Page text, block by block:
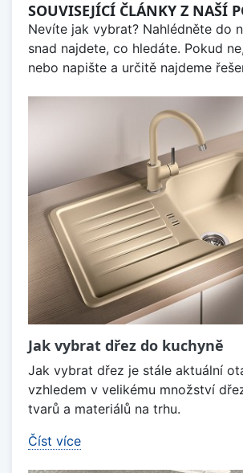
SOUVISEJÍCÍ ČLÁNKY Z NAŠÍ
Nevíte jak vybrat? Nahlédněte do
snad najdete, co hledáte. Pokud
nebo napište a určitě najdeme
Jak vybrat dřez do kuchyně
Jak vybrat dřez je stále aktuální
vzhledem v velikému množství
tvarů a materiálů na trhu.
Číst více